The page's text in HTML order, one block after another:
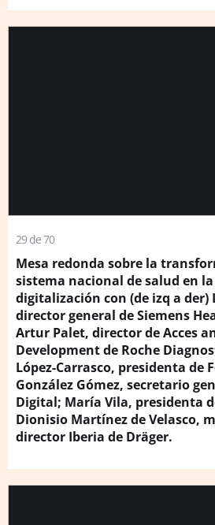
29 de 70
Mesa redonda sobre la
sistema nacional de salud en
digitalización con (de izq a der)
director general de Siemens
Artur Palet, director de Acces
Development de Roche
López-Carrasco, presidenta de
González Gómez, secretario
Digital; María Vila, presidenta
Dionisio Martínez de Velasco,
director Iberia de Dräger.